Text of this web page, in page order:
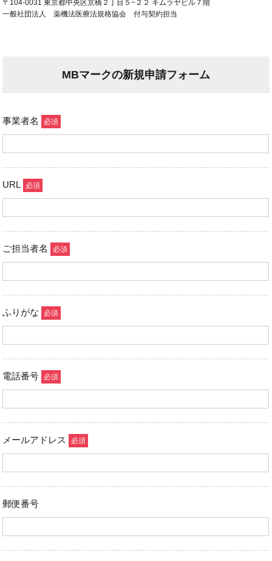
〒104-0031 東京都中央区京橋２丁目５−２２ キムラヤビル７階
一般社団法人 薬機法医療法規格協会 付与契約担当
MBマークの新規申請フォーム
事業者名
URL
ご担当者名
ふりがな
電話番号
メールアドレス
郵便番号